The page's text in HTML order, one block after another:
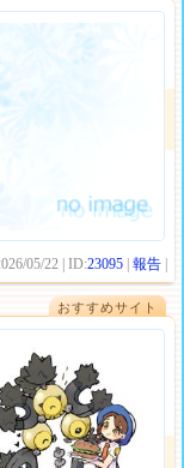
05/22 | ID:23095 |報告
おすすめサイト